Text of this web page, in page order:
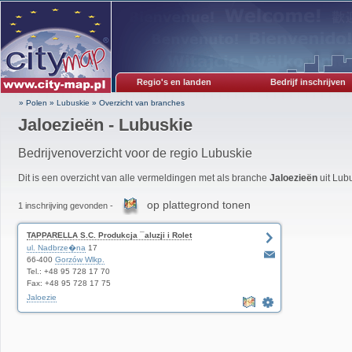
Regio's en landen Bedrijf inschrijven
» Polen » Lubuskie » Overzicht van branches
Jaloezieën - Lubuskie
Bedrijvenoverzicht voor de regio Lubuskie
Dit is een overzicht van alle vermeldingen met als branche Jaloezieën uit
1 inschrijving gevonden - op plattegrond tonen
TAPPARELLA S.C. Produkcja ¯aluzji i Rolet
ul. Nadbrze�na 17
66-400 Gorzów Wlkp.
Tel.: +48 95 728 17 70
Fax: +48 95 728 17 75
Jaloezie